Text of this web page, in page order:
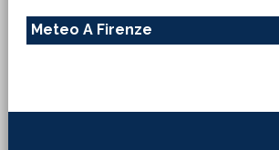
Meteo A Firenze